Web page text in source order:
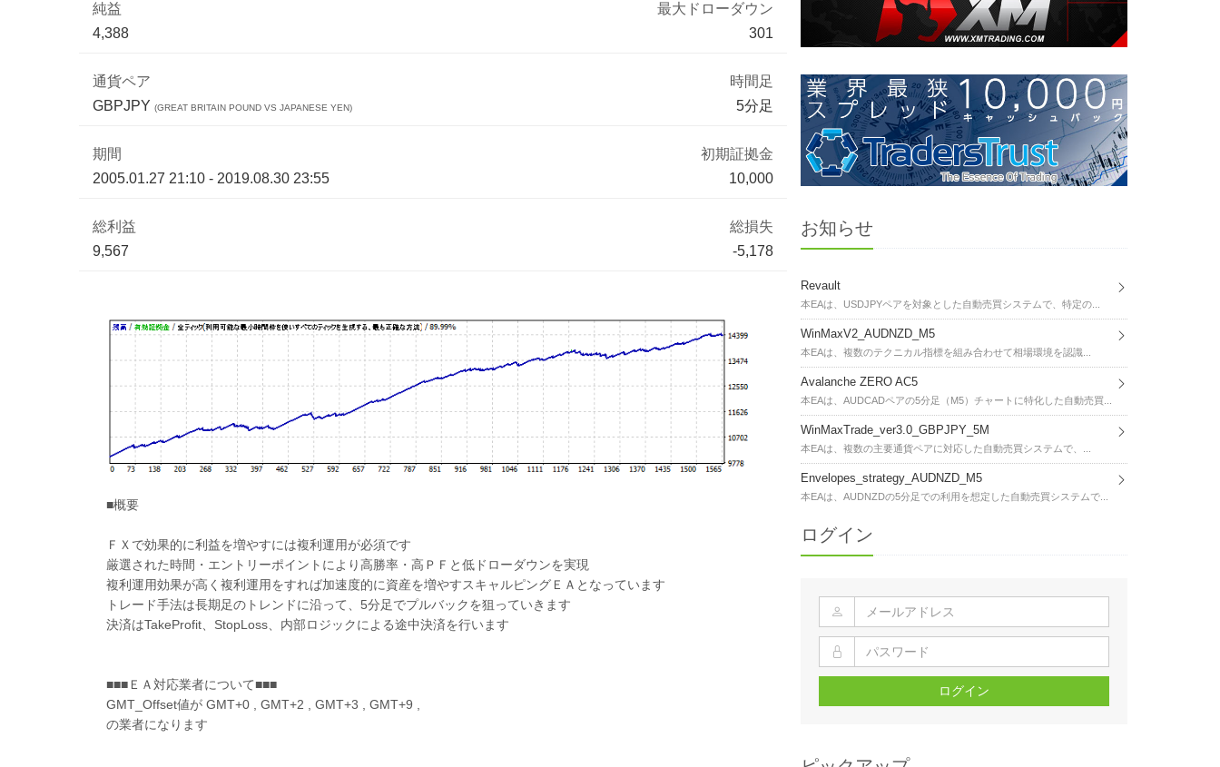
純益
4,388
最大ドローダウン
301
通貨ペア
GBPJPY (GREAT BRITAIN POUND VS JAPANESE YEN)
時間足
5分足
期間
2005.01.27 21:10 - 2019.08.30 23:55
初期証拠金
10,000
総利益
9,567
総損失
-5,178
■概要
ＦＸで効果的に利益を増やすには複利運用が必須です
厳選された時間・エントリーポイントにより高勝率・高ＰＦと低ドローダウンを実現
複利運用効果が高く複利運用をすれば加速度的に資産を増やすスキャルピングＥＡとなっています
トレード手法は長期足のトレンドに沿って、5分足でプルバックを狙っていきます
決済はTakeProfit、StopLoss、内部ロジックによる途中決済を行います
■■■ＥＡ対応業者について■■■
GMT_Offset値が GMT+0 , GMT+2 , GMT+3 , GMT+9 ,
の業者になります
お知らせ
Revault
本EAは、USDJPYペアを対象とした自動売買システムで、特定の...
WinMaxV2_AUDNZD_M5
本EAは、複数のテクニカル指標を組み合わせて相場環境を認識...
Avalanche ZERO AC5
本EAは、AUDCADペアの5分足（M5）チャートに特化した自動売買...
WinMaxTrade_ver3.0_GBPJPY_5M
本EAは、複数の主要通貨ペアに対応した自動売買システムで、...
Envelopes_strategy_AUDNZD_M5
本EAは、AUDNZDの5分足での利用を想定した自動売買システムで...
ログイン
ログイン